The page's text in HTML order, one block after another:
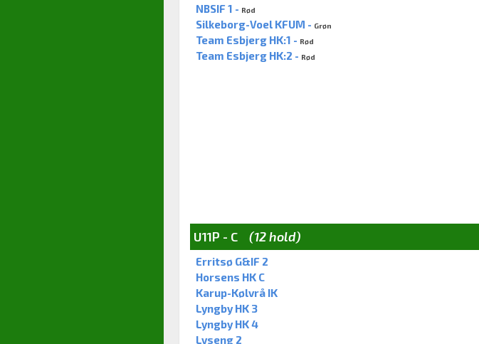
NBSIF 1 - Rød
Silkeborg-Voel KFUM - Grøn
Team Esbjerg HK:1 - Rød
Team Esbjerg HK:2 - Rød
U11P - C (12 hold)
Erritsø G&IF 2
Horsens HK C
Karup-Kølvrå IK
Lyngby HK 3
Lyngby HK 4
Lyseng 2